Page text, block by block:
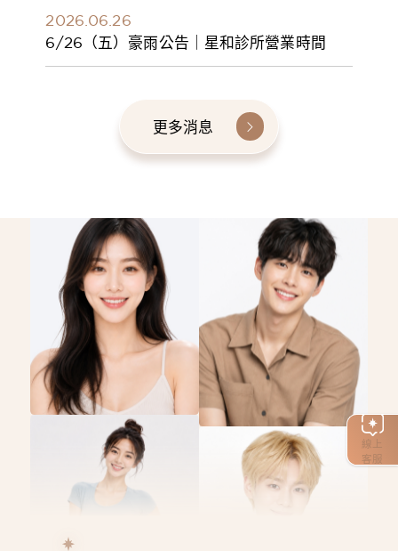
線上
客服
2026.06.26
6/26（五）豪雨公告｜星和診所營業時間
更多消息